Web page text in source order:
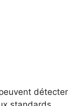
détecter